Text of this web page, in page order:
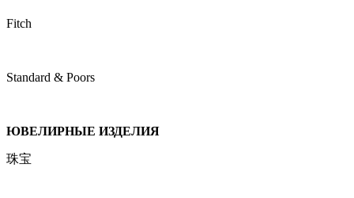
Fitch
Standard & Poors
ЮВЕЛИРНЫЕ ИЗДЕЛИЯ
珠宝